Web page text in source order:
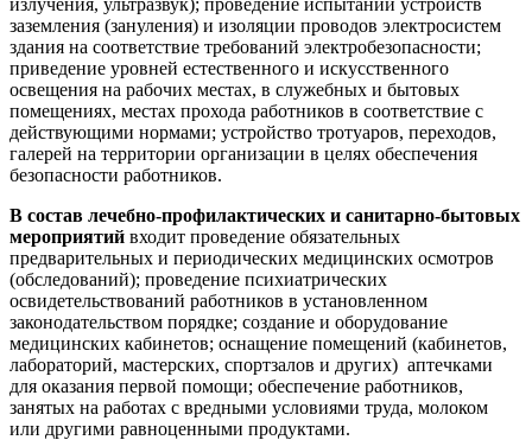
заземления (зануления) и изоляции проводов электросистем
здания на соответствие требований электробезопасности;
приведение уровней естественного и искусственного
освещения на рабочих местах, в служебных и бытовых
помещениях, местах прохода работников в соответствие с
действующими нормами; устройство тротуаров, переходов,
галерей на территории организации в целях обеспечения
безопасности работников.
В состав лечебно-профилактических и санитарно-бытовых
мероприятий входит проведение обязательных
предварительных и периодических медицинских осмотров
(обследований); проведение психиатрических
освидетельствований работников в установленном
законодательством порядке; создание и оборудование
медицинских кабинетов; оснащение помещений (кабинетов,
лабораторий, мастерских, спортзалов и других) аптечками
для оказания первой помощи; обеспечение работников,
занятых на работах с вредными условиями труда, молоком
или другими равноценными продуктами.